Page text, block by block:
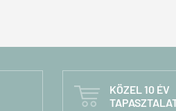

KÖZEL 10 ÉV